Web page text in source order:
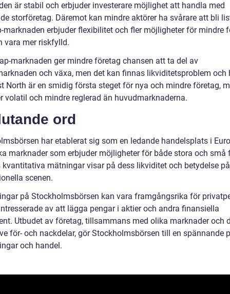
är stabil och erbjuder investerare möjlighet att handla med
storföretag. Däremot kan mindre aktörer ha svårare att bli
marknaden erbjuder flexibilitet och fler möjligheter för mindre
vara mer riskfylld.
marknaden ger mindre företag chansen att ta del av
och växa, men det kan finnas likviditetsproblem och
North är en smidig första steget för nya och mindre företag,
volatil och mindre reglerad än huvudmarknaderna.
ord
har etablerat sig som en ledande handelsplats i
marknader som erbjuder möjligheter för både stora och små
kvantitativa mätningar visar på dess likviditet och betydelse
scenen.
på Stockholmsbörsen kan vara framgångsrika för
av att lägga pengar i aktier och andra finansiella
Utbudet av företag, tillsammans med olika marknader och
för- och nackdelar, gör Stockholmsbörsen till en spännande
och handel.